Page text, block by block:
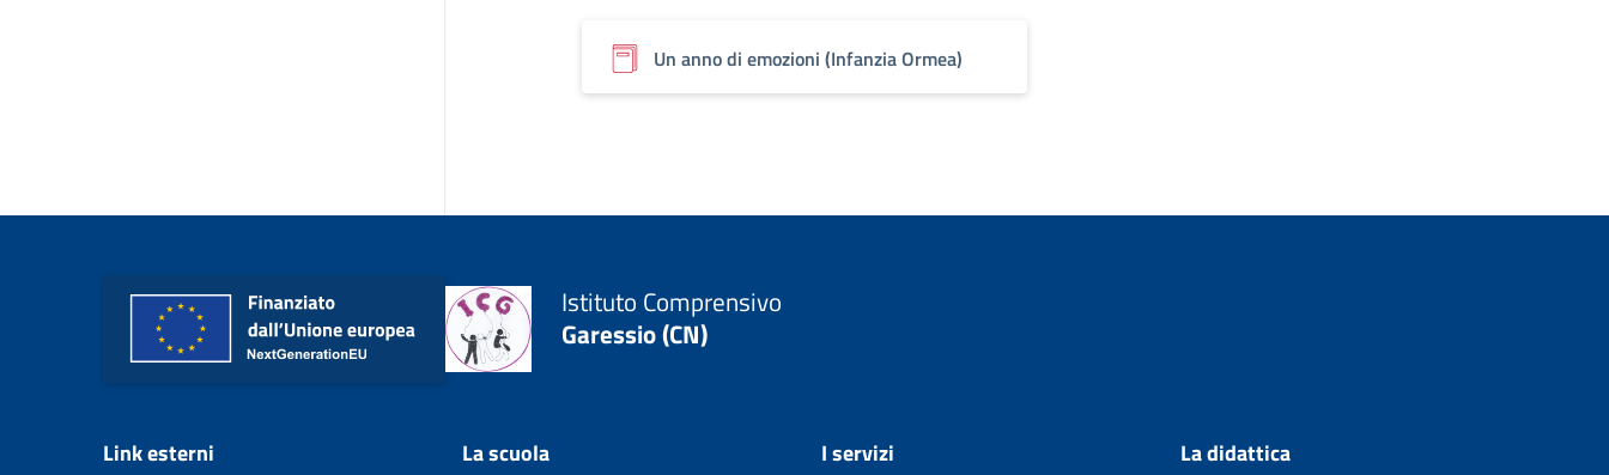
Un anno di emozioni (Infanzia Ormea)
Istituto Comprensivo
Garessio (CN)
Link esterni La scuola I servizi La didattica